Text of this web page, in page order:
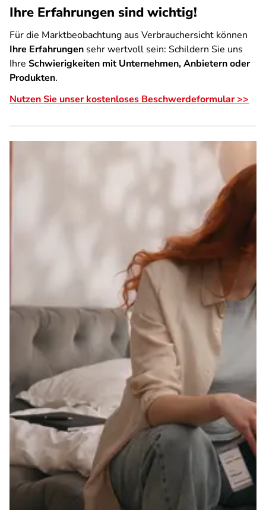
Ihre Erfahrungen sind wichtig!
Für die Marktbeobachtung aus Verbrauchersicht können
Ihre Erfahrungen sehr wertvoll sein: Schildern Sie uns
Ihre Schwierigkeiten mit Unternehmen, Anbietern oder
Produkten.
Nutzen Sie unser kostenloses Beschwerdeformular >>